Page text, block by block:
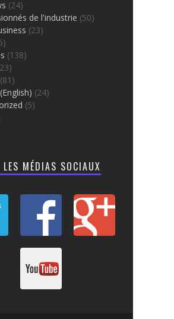
(24)
de l'industrie (50)
(23)
(138)
(81)
(24)
(5)
LES MÉDIAS SOCIAUX